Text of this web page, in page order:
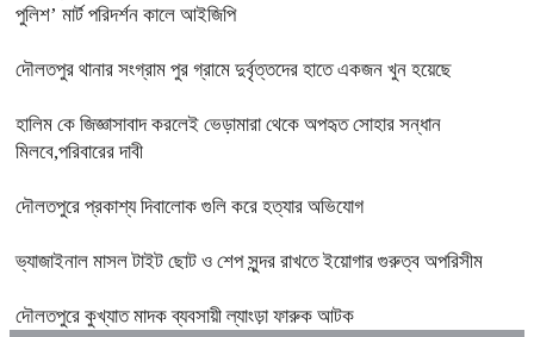
পুলিশ’ মার্ট পরিদর্শন কালে আইজিপি
দৌলতপুর থানার সংগ্রাম পুর গ্রামে দুর্বৃত্তদের হাতে একজন খুন হয়েছে
হালিম কে জিজ্ঞাসাবাদ করলেই ভেড়ামারা থেকে অপহৃত সোহার সন্ধান
মিলবে,পরিবারের দাবী
দৌলতপুরে প্রকাশ্য দিবালোক গুলি করে হত্যার অভিযোগ
ভ্যাজাইনাল মাসল টাইট ছোট ও শেপ সুন্দর রাখতে ইয়োগার গুরুত্ব অপরিসীম
দৌলতপুরে কুখ্যাত মাদক ব্যবসায়ী ল্যাংড়া ফারুক আটক